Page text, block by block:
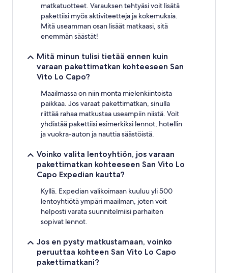
matkatuotteet. Varauksen tehtyäsi voit lisätä
pakettiisi myös aktiviteetteja ja kokemuksia.
Mitä useamman osan lisäät matkaasi, sitä
enemmän säästät!
Mitä minun tulisi tietää ennen kuin
varaan pakettimatkan kohteeseen San
Vito Lo Capo?
Maailmassa on niin monta mielenkiintoista
paikkaa. Jos varaat pakettimatkan, sinulla
riittää rahaa matkustaa useampiin niistä. Voit
yhdistää pakettiisi esimerkiksi lennot, hotellin
ja vuokra-auton ja nauttia säästöistä.
Voinko valita lentoyhtiön, jos varaan
pakettimatkan kohteeseen San Vito Lo
Capo Expedian kautta?
Kyllä. Expedian valikoimaan kuuluu yli 500
lentoyhtiötä ympäri maailman, joten voit
helposti varata suunnitelmiisi parhaiten
sopivat lennot.
Jos en pysty matkustamaan, voinko
peruuttaa kohteen San Vito Lo Capo
pakettimatkani?